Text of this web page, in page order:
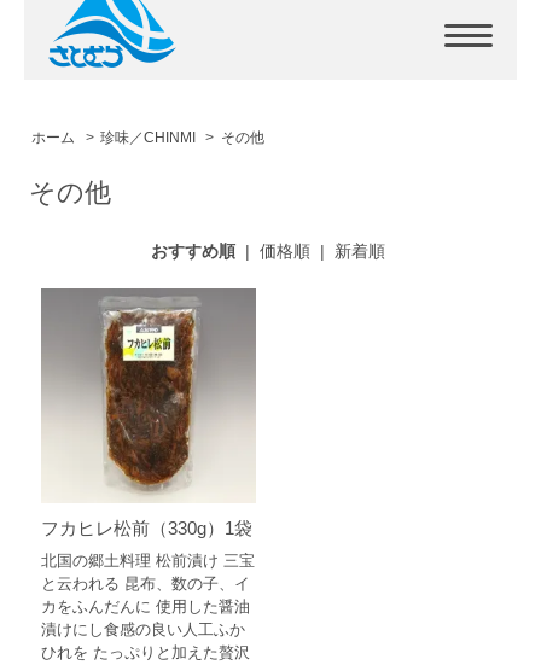
ホーム > 珍味／CHINMI > その他
その他
おすすめ順| 価格順| 新着順
フカヒレ松前（330g）1袋
北国の郷土料理 松前漬け 三宝
と云われる 昆布、数の子、イ
カをふんだんに 使用した醤油
漬けにし食感の良い人工ふか
ひれを たっぷりと加えた贅沢